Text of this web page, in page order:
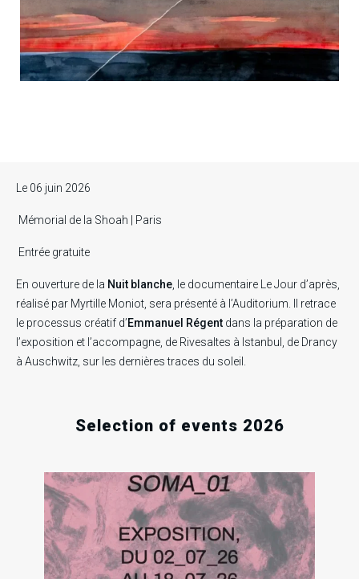
Le 06 juin 2026
Mémorial de la Shoah | Paris
Entrée gratuite
En ouverture de la Nuit blanche , le documentaire Le Jour d’après,
réalisé par Myrtille Moniot, sera présenté à l’Auditorium. Il retrace
le processus créatif d’Emmanuel Régent dans la préparation de
l’exposition et l’accompagne, de Rivesaltes à Istanbul, de Drancy
à Auschwitz, sur les dernières traces du soleil.
Selection of events 2026
...